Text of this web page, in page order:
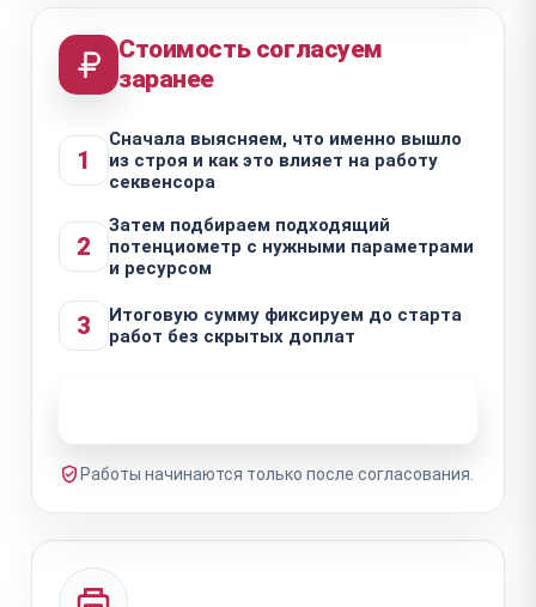
Стоимость согласуем
заранее
1
Сначала выясняем, что именно вышло
из строя и как это влияет на работу
секвенсора
2
Затем подбираем подходящий
потенциометр с нужными параметрами
и ресурсом
3
Итоговую сумму фиксируем до старта
работ без скрытых доплат
Работы начинаются только после согласования.